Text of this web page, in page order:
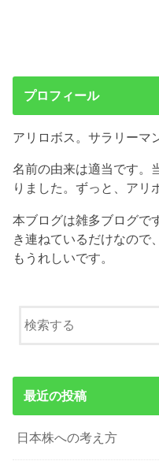
プロフィール
アリロボス。サラリーマ
名前の由来は適当です。
りました。ずっと、アリ
本ブログは雑多ブログで
き連ねているだけなので
もうれしいです。
最近の投稿
日本株への考え方